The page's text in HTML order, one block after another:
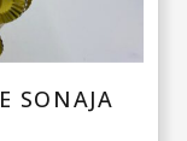
SONAJA